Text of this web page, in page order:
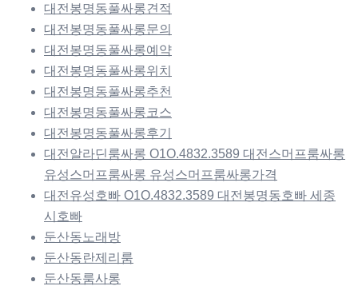
대전봉명동풀싸롱견적
대전봉명동풀싸롱문의
대전봉명동풀싸롱예약
대전봉명동풀싸롱위치
대전봉명동풀싸롱추천
대전봉명동풀싸롱코스
대전봉명동풀싸롱후기
대전알라딘룸싸롱 O1O.4832.3589 대전스머프룸싸롱
유성스머프룸싸롱 유성스머프룸싸롱가격
대전유성호빠 O1O.4832.3589 대전봉명동호빠 세종
시호빠
둔산동노래방
둔산동란제리룸
둔산동룸사롱